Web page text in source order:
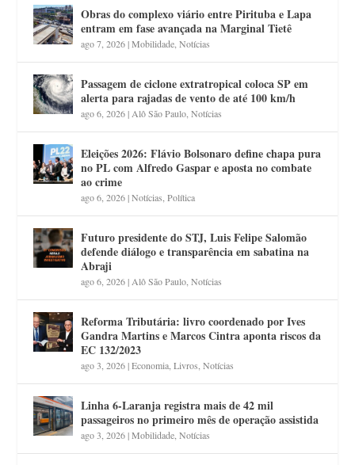
Obras do complexo viário entre Pirituba e Lapa
entram em fase avançada na Marginal Tietê
ago 7, 2026|Mobilidade ,Notícias
Passagem de ciclone extratropical coloca SP em
alerta para rajadas de vento de até 100 km/h
ago 6, 2026| Alô São Paulo ,Notícias
Eleições 2026: Flávio Bolsonaro define chapa pura
no PL com Alfredo Gaspar e aposta no combate
ao crime
ago 6, 2026|Notícias ,Política
Futuro presidente do STJ, Luis Felipe Salomão
defende diálogo e transparência em sabatina na
Abraji
ago 6, 2026| Alô São Paulo ,Notícias
Reforma Tributária: livro coordenado por Ives
Gandra Martins e Marcos Cintra aponta riscos da
EC 132/2023
ago 3, 2026|Economia ,Livros ,Notícias
Linha 6-Laranja registra mais de 42 mil
passageiros no primeiro mês de operação assistida
ago 3, 2026|Mobilidade ,Notícias